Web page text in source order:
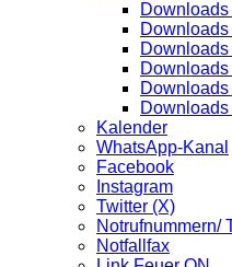
Kalender
WhatsApp-Kanal
Facebook
Instagram
Twitter (X)
Notrufnummern/
Notfallfax